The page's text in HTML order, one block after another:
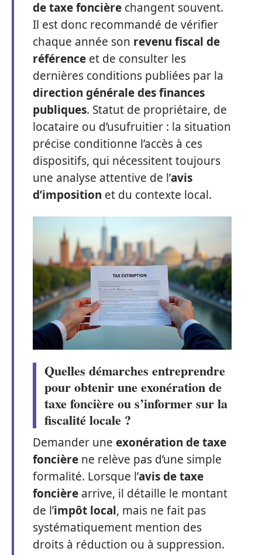
de taxe foncière changent souvent.
Il est donc recommandé de vérifier
chaque année son revenu fiscal de
référence et de consulter les
dernières conditions publiées par la
direction générale des finances
publiques. Statut de propriétaire, de
locataire ou d’usufruitier : la situation
précise conditionne l’accès à ces
dispositifs, qui nécessitent toujours
une analyse attentive de l’avis
d’imposition et du contexte local.
Quelles démarches entreprendre
pour obtenir une exonération de
taxe foncière ou s’informer sur la
fiscalité locale ?
Demander une exonération de taxe
foncière ne relève pas d’une simple
formalité. Lorsque l’avis de taxe
foncière arrive, il détaille le montant
de l’impôt local, mais ne fait pas
systématiquement mention des
droits à réduction ou à suppression.